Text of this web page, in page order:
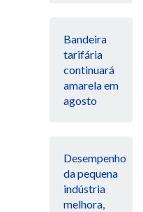
Bandeira
tarifária
continuará
amarela em
agosto
Desempenho
da pequena
indústria
melhora,